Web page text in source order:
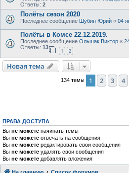
Ответы: 2
Полёты сезон 2020
Последнее сообщение Шубин Юрий « 04
Полёты в Комсе 22.12.2019.
Последнее сообщение Ольшак Виктор «
Ответы: 13
1 2
Новая тема
Новаятема
134 темы 1 2 3 4
ПРАВА ДОСТУПА
Вы не можете начинать темы
Вы не можете отвечать на сообщения
Вы не можете редактировать свои сообщения
Вы не можете удалять свои сообщения
Вы не можете добавлять вложения